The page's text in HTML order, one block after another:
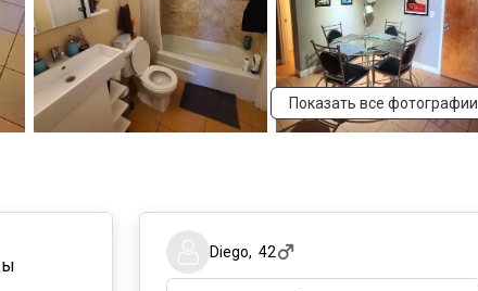
Показать все фотографии
Diego,42